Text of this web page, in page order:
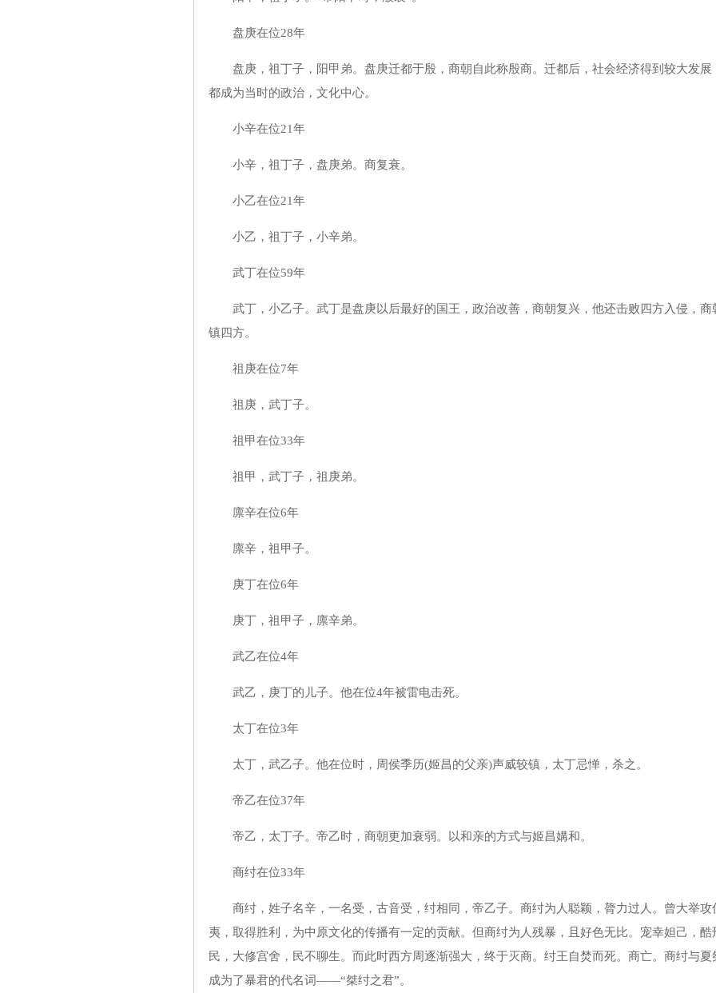
盘庚在位28年
盘庚，祖丁子，阳甲弟。盘庚迁都于殷，商朝自此称殷商。迁都后，社会经济得到较大发展
都成为当时的政治，文化中心。
小辛在位21年
小辛，祖丁子，盘庚弟。商复衰。
小乙在位21年
小乙，祖丁子，小辛弟。
武丁在位59年
武丁，小乙子。武丁是盘庚以后最好的国王，政治改善，商朝复兴，他还击败四方入侵，商
镇四方。
祖庚在位7年
祖庚，武丁子。
祖甲在位33年
祖甲，武丁子，祖庚弟。
廪辛在位6年
廪辛，祖甲子。
庚丁在位6年
庚丁，祖甲子，廪辛弟。
武乙在位4年
武乙，庚丁的儿子。他在位4年被雷电击死。
太丁在位3年
太丁，武乙子。他在位时，周侯季历(姬昌的父亲)声威较镇，太丁忌惮，杀之。
帝乙在位37年
帝乙，太丁子。帝乙时，商朝更加衰弱。以和亲的方式与姬昌媾和。
商纣在位33年
商纣，姓子名辛，一名受，古音受，纣相同，帝乙子。商纣为人聪颖，膂力过人。曾大举攻
夷，取得胜利，为中原文化的传播有一定的贡献。但商纣为人残暴，且好色无比。宠幸妲己，酷
民，大修宫舍，民不聊生。而此时西方周逐渐强大，终于灭商。纣王自焚而死。商亡。商纣与夏
成为了暴君的代名词——“桀纣之君”。